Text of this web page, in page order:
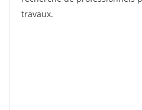
travaux.